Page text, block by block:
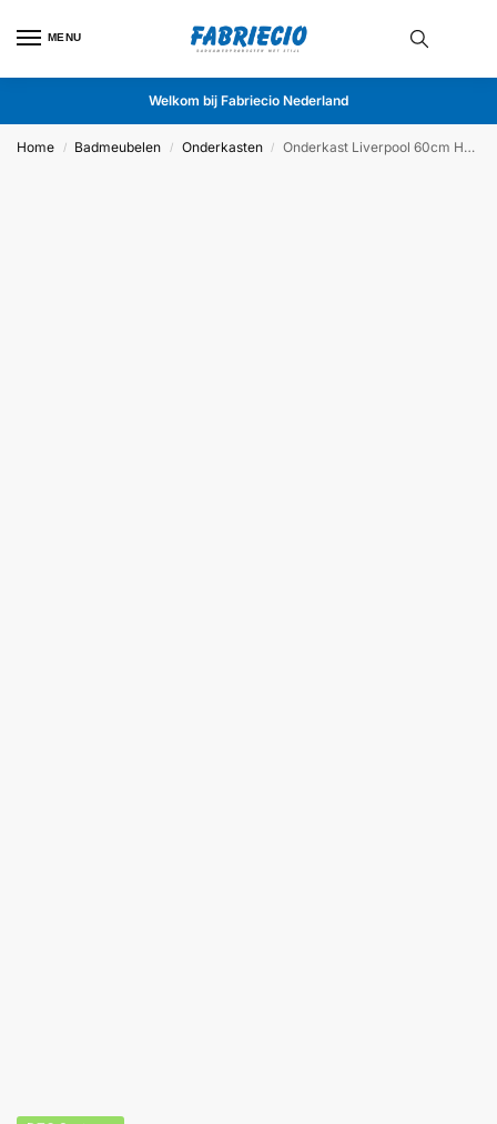
MENU
Welkom bij Fabriecio Nederland
Home / Badmeubelen / Onderkasten / Onderkast Liverpool 60cm Hoogglans Wit